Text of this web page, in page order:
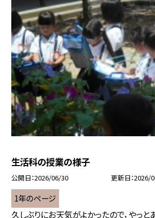
生活科の授業の様子
公開日 2026/06/30 更新日 2026/
1年のページ
久しぶりにお天気がよかったので，やっ